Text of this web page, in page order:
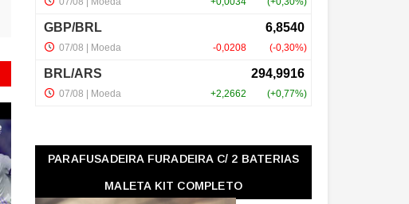
PARAFUSADEIRA FURADEIRA C/ 2 BATERIAS
MALETA KIT COMPLETO